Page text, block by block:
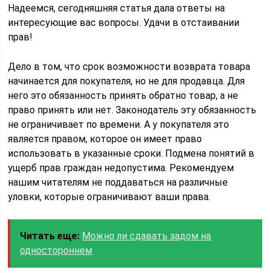
Надеемся, сегодняшняя статья дала ответы на
интересующие вас вопросы. Удачи в отстаивании
прав!
Дело в том, что срок возможности возврата товара
начинается для покупателя, но не для продавца. Для
него это обязанность принять обратно товар, а не
право принять или нет. Законодатель эту обязанность
не ограничивает по времени. А у покупателя это
является правом, которое он имеет право
использовать в указанные сроки. Подмена понятий в
ущерб прав граждан недопустима. Рекомендуем
нашим читателям не поддаваться на различные
уловки, которые ограничивают ваши права.
Читать еще: Можно ли сдавать задом на
одностороннем